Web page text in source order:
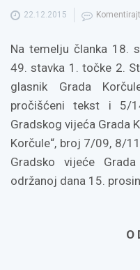
22.12.2015
Na temelju članka 18.
49. stavka 1. točke 2.
glasnik Grada
pročišćeni tekst i 5/
Gradskog vijeća Grada
Korčule“, broj 7/09, 8/
Gradsko vijeće
održanoj dana 15.
O